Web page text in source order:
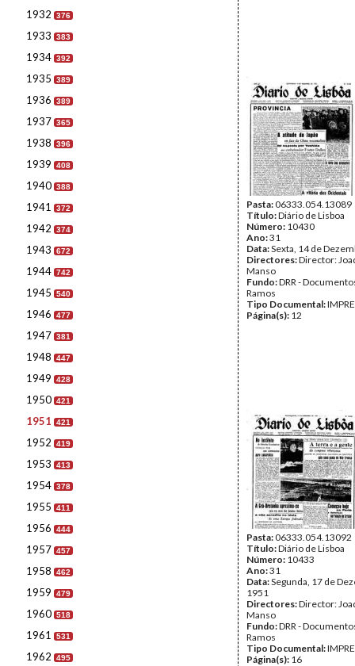
1932 376
1933 383
1934 392
1935 389
1936 389
1937 365
1938 396
1939 408
1940 388
1941 372
1942 374
1943 672
1944 742
1945 540
1946 477
1947 381
1948 447
1949 428
1950 421
1951 421
1952 419
1953 413
1954 378
1955 411
1956 444
1957 457
1958 462
1959 479
1960 518
1961 531
1962 495
Pasta:06333.054.13089
Título:Diário de Lisboa
Número: 10430
Ano:31
Data:Sexta, 14 de
Directores:Director:
Manso
Fundo:DRR -
Ramos
Tipo Documental:
Página(s): 12
Pasta:06333.054.13092
Título:Diário de Lisboa
Número: 10433
Ano:31
Data:Segunda, 17 de
1951
Directores:Director:
Manso
Fundo:DRR -
Ramos
Tipo Documental:
Página(s): 16